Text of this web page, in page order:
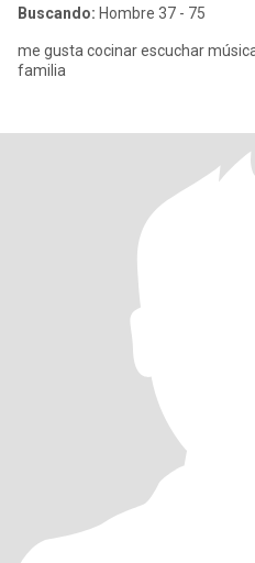
Buscando: Hombre 37 - 75
me gusta cocinar escuchar
familia